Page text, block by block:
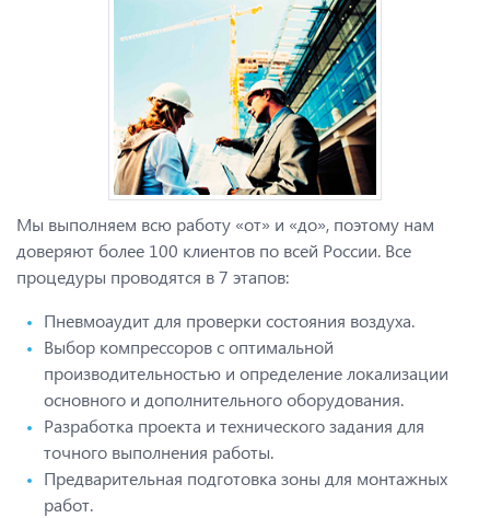
Мы выполняем всю работу «от» и «до», поэтому нам
доверяют более 100 клиентов по всей России. Все
процедуры проводятся в 7 этапов:
Пневмоаудит для проверки состояния воздуха.
Выбор компрессоров с оптимальной
производительностью и определение локализации
основного и дополнительного оборудования.
Разработка проекта и технического задания для
точного выполнения работы.
Предварительная подготовка зоны для монтажных
работ.